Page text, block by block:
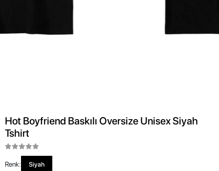
Hot Boyfriend Baskılı Oversize Unisex Siyah
Tshirt
Renk: Siyah